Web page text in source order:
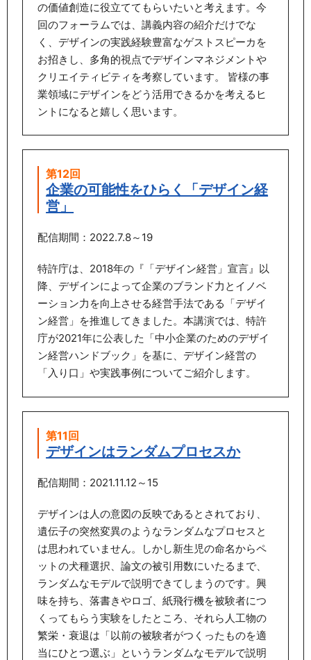
の価値創造に役立ててもらいたいと考えます。今
回のフォーラムでは、講義内容の紹介だけでな
く、デザインの実践経験豊富なゲストスピーカを
お招きし、多角的視点でデザインマネジメントや
クリエイティビティを考察しています。 皆様の事
業領域にデザインをどう活用できるかを考えるヒ
ントになると嬉しく思います。
第12回
企業の可能性をひらく「デザイン経
営」
配信期間：2022.7.8～19
特許庁は、2018年の『「デザイン経営」宣言』以
降、デザインによって企業のブランド力とイノベ
ーション力を向上させる経営手法である「デザイ
ン経営」を推進してきました。本講演では、特許
庁が2021年に公表した「中小企業のためのデザイ
ン経営ハンドブック」を基に、デザイン経営の
「入り口」や実践事例についてご紹介します。
第11回
デザインはランダムプロセスか
配信期間：2021.11.12～15
デザインは人の意図の反映であるとされており、
遺伝子の突然変異のようなランダムなプロセスと
は思われていません。しかし新生児の命名からペ
ットの犬種選択、論文の被引用数にいたるまで、
ランダムなモデルで説明できてしまうのです。興
味を持ち、落書きやロゴ、紙飛行機を被験者につ
くってもらう実験をしたところ、それら人工物の
繁栄・衰退は「以前の被験者がつくったものを適
当にひとつ選ぶ」というランダムなモデルで説明